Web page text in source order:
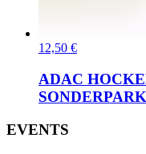
12,50 €
ADAC
EVENTS